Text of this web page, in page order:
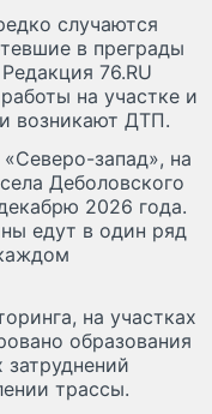
случаются
в преграды
76.RU
на участке и
возникают ДТП.
запад», на
Деболовского
2026 года.
едут в один ряд
на участках
образования
трассы.